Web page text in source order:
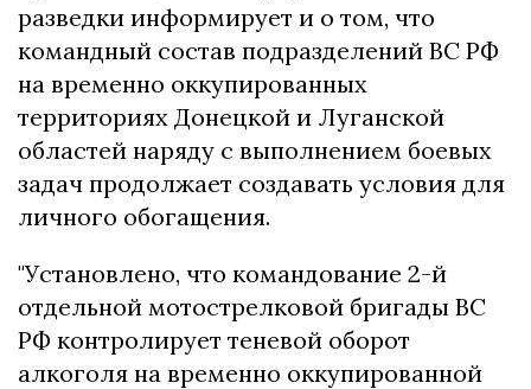
разведки информирует и о том, что
командный состав подразделений ВС РФ
на временно оккупированных
территориях Донецкой и Луганской
областей наряду с выполнением боевых
задач продолжает создавать условия для
личного обогащения.
"Установлено, что командование 2-й
отдельной мотострелковой бригады ВС
РФ контролирует теневой оборот
алкоголя на временно оккупированной